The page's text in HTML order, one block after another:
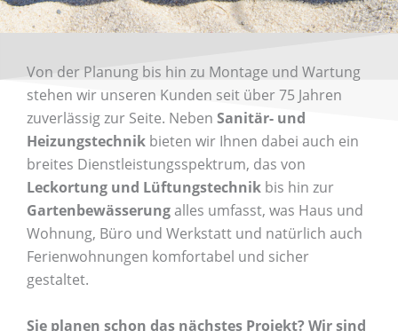
Von der Planung bis hin zu Montage und Wartung
stehen wir unseren Kunden seit über 75 Jahren
zuverlässig zur Seite. Neben Sanitär- und
Heizungstechnik bieten wir Ihnen dabei auch ein
breites Dienstleistungsspektrum, das von
Leckortung und Lüftungstechnik bis hin zur
Gartenbewässerungalles umfasst, was Haus und
Wohnung, Büro und Werkstatt und natürlich auch
Ferienwohnungen komfortabel und sicher
gestaltet.
Sie planen schon das nächstes Projekt? Wir sind